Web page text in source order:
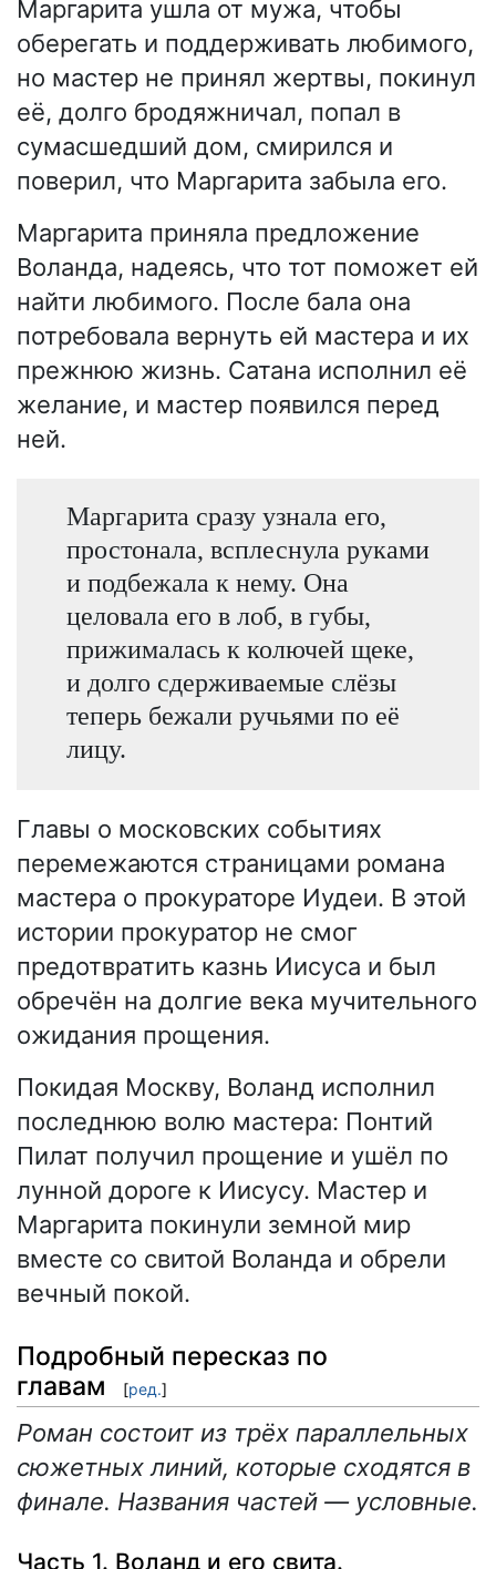
Маргарита ушла от мужа, чтобы
оберегать и поддерживать любимого,
но мастер не принял жертвы, покинул
её, долго бродяжничал, попал в
сумасшедший дом, смирился и
поверил, что Маргарита забыла его.
Маргарита приняла предложение
Воланда, надеясь, что тот поможет ей
найти любимого. После бала она
потребовала вернуть ей мастера и их
прежнюю жизнь. Сатана исполнил её
желание, и мастер появился перед
ней.
Маргарита сразу узнала его,
простонала, всплеснула руками
и подбежала к нему. Она
целовала его в лоб, в губы,
прижималась к колючей щеке,
и долго сдерживаемые слёзы
теперь бежали ручьями по её
лицу.
Главы о московских событиях
перемежаются страницами романа
мастера о прокураторе Иудеи. В этой
истории прокуратор не смог
предотвратить казнь Иисуса и был
обречён на долгие века мучительного
ожидания прощения.
Покидая Москву, Воланд исполнил
последнюю волю мастера: Понтий
Пилат получил прощение и ушёл по
лунной дороге к Иисусу. Мастер и
Маргарита покинули земной мир
вместе со свитой Воланда и обрели
вечный покой.
Подробный пересказ по
главам
[ред.]
Роман состоит из трёх параллельных
сюжетных линий, которые сходятся в
финале. Названия частей — условные.
Часть 1. Воланд и его свита.